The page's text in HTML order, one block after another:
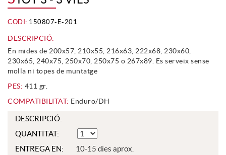
CODI: 150807-E-201
DESCRIPCIÓ:
En mides de 200x57, 210x55, 216x63, 222x68, 230x60,
230x65, 240x75, 250x70, 250x75 o 267x89. Es serveix sense
molla ni topes de muntatge
PES: 411 gr.
COMPATIBILITAT: Enduro/DH
DESCRIPCIÓ:
QUANTITAT:
ENTREGA EN:
10-15 dies aprox.